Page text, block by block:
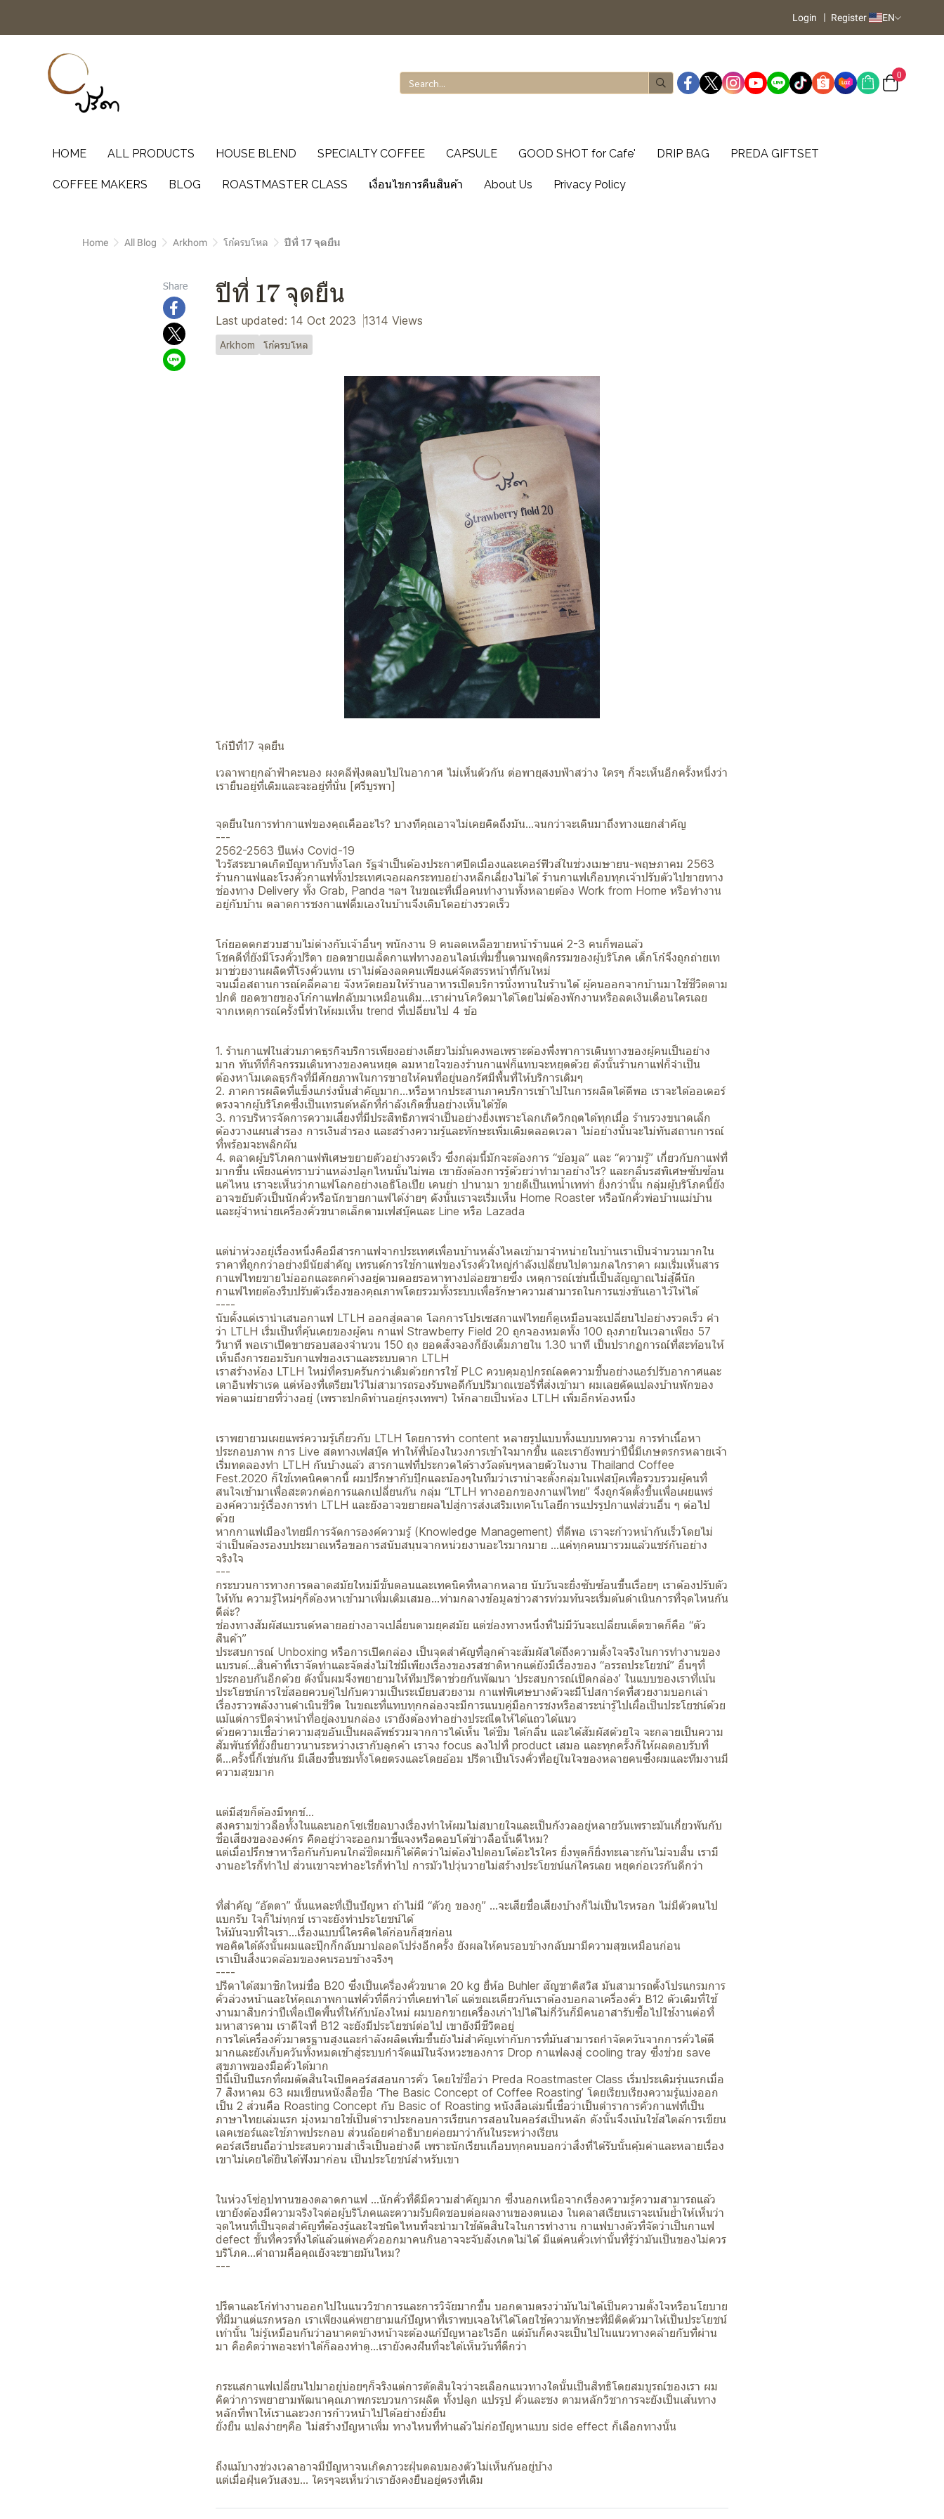
Login Register EN
0
HOME ALL PRODUCTS HOUSE BLEND SPECIALTY COFFEE CAPSULE GOOD SHOT for Cafe' DRIP BAG PREDA GIFTSET
COFFEE MAKERS BLOG ROASTMASTER CLASS เงื่อนไขการคืนสินค้า About Us Privacy Policy
Home All Blog Arkhom โก๋ครบโหล ปีที่ 17 จุดยืน
Share ปีที่ 17 จุดยืน
Last updated: 14 Oct 2023 1314 Views
Arkhom โก๋ครบโหล
โก๋ปีที่17 จุดยืน
เวลาพายุกล้าฟ้าคะนอง ผงคลีฟุ้งตลบไปในอากาศ ไม่เห็นตัวกัน ต่อพายุสงบฟ้าสว่าง ใครๆ ก็จะเห็นอีกครั้งหนึ่งว่า
เรายืนอยู่ที่เดิมและจะอยู่ที่นั่น [ศรีบูรพา]
จุดยืนในการทำกาแฟของคุณคืออะไร? บางทีคุณอาจไม่เคยคิดถึงมัน...จนกว่าจะเดินมาถึงทางแยกสำคัญ
---
2562-2563 ปีแห่ง Covid-19
ไวรัสระบาดเกิดปัญหากับทั้งโลก รัฐจำเป็นต้องประกาศปิดเมืองและเคอร์ฟิวส์ในช่วงเมษายน-พฤษภาคม 2563
ร้านกาแฟและโรงคั่วกาแฟทั้งประเทศเจอผลกระทบอย่างหลีกเลี่ยงไม่ได้ ร้านกาแฟเกือบทุกเจ้าปรับตัวไปขายทาง
ช่องทาง Delivery ทั้ง Grab, Panda ฯลฯ ในขณะที่เมื่อคนทำงานทั้งหลายต้อง Work from Home หรือทำงาน
อยู่กับบ้าน ตลาดการชงกาแฟดื่มเองในบ้านจึงเติบโตอย่างรวดเร็ว
โก๋ยอดตกฮวบฮาบไม่ต่างกับเจ้าอื่นๆ พนักงาน 9 คนลดเหลือขายหน้าร้านแค่ 2-3 คนก็พอแล้ว
โชคดีที่ยังมีโรงคั่วปรีดา ยอดขายเมล็ดกาแฟทางออนไลน์เพิ่มขึ้นตามพฤติกรรมของผู้บริโภค เด็กโก๋จึงถูกถ่ายเท
มาช่วยงานผลิตที่โรงคั่วแทน เราไม่ต้องลดคนเพียงแค่จัดสรรหน้าที่กันใหม่
จนเมื่อสถานการณ์คลี่คลาย จังหวัดยอมให้ร้านอาหารเปิดบริการนั่งทานในร้านได้ ผู้คนออกจากบ้านมาใช้ชีวิตตาม
ปกติ ยอดขายของโก๋กาแฟกลับมาเหมือนเดิม...เราผ่านโควิดมาได้โดยไม่ต้องพักงานหรือลดเงินเดือนใครเลย
จากเหตุการณ์ครั้งนี้ทำให้ผมเห็น trend ที่เปลี่ยนไป 4 ข้อ
1. ร้านกาแฟในส่วนภาคธุรกิจบริการเพียงอย่างเดียวไม่มั่นคงพอเพราะต้องพึ่งพาการเดินทางของผู้คนเป็นอย่าง
มาก ทันทีที่กิจกรรมเดินทางของคนหยุด ลมหายใจของร้านกาแฟก็แทบจะหยุดด้วย ดังนั้นร้านกาแฟก็จำเป็น
ต้องหาโมเดลธุรกิจที่มีศักยภาพในการขายให้คนที่อยู่นอกรัศมีพื้นที่ให้บริการเดิมๆ
2. ภาคการผลิตที่แข็งแกร่งนั้นสำคัญมาก...หรือหากประสานภาคบริการเข้าไปในการผลิตได้ดีพอ เราจะได้ออเดอร์
ตรงจากผู้บริโภคซึ่งเป็นเทรนด์หลักที่กำลังเกิดขึ้นอย่างเห็นได้ชัด
3. การบริหารจัดการความเสี่ยงที่มีประสิทธิภาพจำเป็นอย่างยิ่งเพราะโลกเกิดวิกฤตได้ทุกเมื่อ ร้านรวงขนาดเล็ก
ต้องวางแผนสำรอง การเงินสำรอง และสร้างความรู้และทักษะเพิ่มเติมตลอดเวลา ไม่อย่างนั้นจะไม่ทันสถานการณ์
ที่พร้อมจะพลิกผัน
4. ตลาดผู้บริโภคกาแฟพิเศษขยายตัวอย่างรวดเร็ว ซึ่งกลุ่มนี้มักจะต้องการ “ข้อมูล” และ “ความรู้” เกี่ยวกับกาแฟที่
มากขึ้น เพียงแค่ทราบว่าแหล่งปลูกไหนนั้นไม่พอ เขายังต้องการรู้ด้วยว่าทำมาอย่างไร? และกลิ่นรสพิเศษซับซ้อน
แค่ไหน เราจะเห็นว่ากาแฟโลกอย่างเอธิโอเปีย เคนย่า ปานามา ขายดีเป็นเทน้ำเทท่า ยิ่งกว่านั้น กลุ่มผู้บริโภคนี้ยัง
อาจขยับตัวเป็นนักคั่วหรือนักขายกาแฟได้ง่ายๆ ดังนั้นเราจะเริ่มเห็น Home Roaster หรือนักคั่วพ่อบ้านแม่บ้าน
และผู้จำหน่ายเครื่องคั่วขนาดเล็กตามเฟสบุ๊คและ Line หรือ Lazada
แต่น่าห่วงอยู่เรื่องหนึ่งคือมีสารกาแฟจากประเทศเพื่อนบ้านหลั่งไหลเข้ามาจำหน่ายในบ้านเราเป็นจำนวนมากใน
ราคาที่ถูกกว่าอย่างมีนัยสำคัญ เทรนด์การใช้กาแฟของโรงคั่วใหญ่กำลังเปลี่ยนไปตามกลไกราคา ผมเริ่มเห็นสาร
กาแฟไทยขายไม่ออกและตกค้างอยู่ตามดอยรอหาทางปล่อยขายซึ่ง เหตุการณ์เช่นนี้เป็นสัญญาณไม่สู้ดีนัก
กาแฟไทยต้องรีบปรับตัวเรื่องของคุณภาพโดยรวมทั้งระบบเพื่อรักษาความสามารถในการแข่งขันเอาไว้ให้ได้
----
นับตั้งแต่เรานำเสนอกาแฟ LTLH ออกสู่ตลาด โลกการโปรเซสกาแฟไทยก็ดูเหมือนจะเปลี่ยนไปอย่างรวดเร็ว คำ
ว่า LTLH เริ่มเป็นที่คุ้นเคยของผู้คน กาแฟ Strawberry Field 20 ถูกจองหมดทั้ง 100 ถุงภายในเวลาเพียง 57
วินาที พอเราเปิดขายรอบสองจำนวน 150 ถุง ยอดสั่งจองก็ยังเต็มภายใน 1.30 นาที เป็นปรากฏการณ์ที่สะท้อนให้
เห็นถึงการยอมรับกาแฟของเราและระบบตาก LTLH
เราสร้างห้อง LTLH ใหม่ที่ครบครันกว่าเดิมด้วยการใช้ PLC ควบคุมอุปกรณ์ลดความชื้นอย่างแอร์ปรับอากาศและ
เตาอินฟราเรด แต่ห้องที่เตรียมไว้ไม่สามารถรองรับพอดีกับปริมาณเชอรี่ที่ส่งเข้ามา ผมเลยดัดแปลงบ้านพักของ
พ่อตาแม่ยายที่ว่างอยู่ (เพราะปกติท่านอยู่กรุงเทพฯ) ให้กลายเป็นห้อง LTLH เพิ่มอีกห้องหนึ่ง
เราพยายามเผยแพร่ความรู้เกี่ยวกับ LTLH โดยการทำ content หลายรูปแบบทั้งแบบบทความ การทำเนื้อหา
ประกอบภาพ การ Live สดทางเฟสบุ๊ค ทำให้พี่น้องในวงการเข้าใจมากขึ้น และเรายังพบว่าปีนี้มีเกษตรกรหลายเจ้า
เริ่มทดลองทำ LTLH กันบ้างแล้ว สารกาแฟที่ประกวดได้รางวัลต้นๆหลายตัวในงาน Thailand Coffee
Fest.2020 ก็ใช้เทคนิคตากนี้ ผมปรึกษากับปุ๊กและน้องๆในทีมว่าเราน่าจะตั้งกลุ่มในเฟสบุ๊คเพื่อรวบรวมผู้คนที่
สนใจเข้ามาเพื่อสะดวกต่อการแลกเปลี่ยนกัน กลุ่ม “LTLH ทางออกของกาแฟไทย” จึงถูกจัดตั้งขึ้นเพื่อเผยแพร่
องค์ความรู้เรื่องการทำ LTLH และยังอาจขยายผลไปสู่การส่งเสริมเทคโนโลยีการแปรรูปกาแฟส่วนอื่น ๆ ต่อไป
ด้วย
หากกาแฟเมืองไทยมีการจัดการองค์ความรู้ (Knowledge Management) ที่ดีพอ เราจะก้าวหน้ากันเร็วโดยไม่
จำเป็นต้องรองบประมาณหรือขอการสนับสนุนจากหน่วยงานอะไรมากมาย ...แค่ทุกคนมารวมแล้วแชร์กันอย่าง
จริงใจ
---
กระบวนการทางการตลาดสมัยใหม่มีขั้นตอนและเทคนิคที่หลากหลาย นับวันจะยิ่งซับซ้อนขึ้นเรื่อยๆ เราต้องปรับตัว
ให้ทัน ความรู้ใหม่ๆก็ต้องหาเข้ามาเพิ่มเติมเสมอ...ท่ามกลางข้อมูลข่าวสารท่วมท้นจะเริ่มต้นดำเนินการที่จุดไหนกัน
ดีล่ะ?
ช่องทางสัมผัสแบรนด์หลายอย่างอาจเปลี่ยนตามยุคสมัย แต่ช่องทางหนึ่งที่ไม่มีวันจะเปลี่ยนเด็ดขาดก็คือ “ตัว
สินค้า”
ประสบการณ์ Unboxing หรือการเปิดกล่อง เป็นจุดสำคัญที่ลูกค้าจะสัมผัสได้ถึงความตั้งใจจริงในการทำงานของ
แบรนด์...สินค้าที่เราจัดทำและจัดส่งไม่ใช่มีเพียงเรื่องของรสชาติหากแต่ยังมีเรื่องของ “อรรถประโยชน์” อื่นๆที่
ประกอบกันอีกด้วย ดังนั้นผมจึงพยายามให้ทีมปรีดาช่วยกันพัฒนา ‘ประสบการณ์เปิดกล่อง’ ในแบบของเราที่เน้น
ประโยชน์การใช้สอยควบคู่ไปกับความเป็นระเบียบสวยงาม กาแฟพิเศษบางตัวจะมีโปสการ์ดที่สวยงามบอกเล่า
เรื่องราวพลังงานดำเนินชีวิต ในขณะที่แทบทุกกล่องจะมีการแนบคู่มือการชงหรือสาระน่ารู้ไปเผื่อเป็นประโยชน์ด้วย
แม้แต่การปิดจ่าหน้าที่อยู่ลงบนกล่อง เรายังต้องทำอย่างประณีตให้ได้แถวได้แนว
ด้วยความเชื่อว่าความสุขอันเป็นผลลัพธ์รวมจากการได้เห็น ได้ชิม ได้กลิ่น และได้สัมผัสด้วยใจ จะกลายเป็นความ
สัมพันธ์ที่ยั่งยืนยาวนานระหว่างเรากับลูกค้า เราจง focus ลงไปที่ product เสมอ และทุกครั้งก็ให้ผลตอบรับที่
ดี...ครั้งนี้ก็เช่นกัน มีเสียงชื่นชมทั้งโดยตรงและโดยอ้อม ปรีดาเป็นโรงคั่วที่อยู่ในใจของหลายคนซึ่งผมและทีมงานมี
ความสุขมาก
แต่มีสุขก็ต้องมีทุกข์...
สงครามข่าวลือทั้งในและนอกโซเชียลบางเรื่องทำให้ผมไม่สบายใจและเป็นกังวลอยู่หลายวันเพราะมันเกี่ยวพันกับ
ชื่อเสียงขององค์กร คิดอยู่ว่าจะออกมาชี้แจงหรือตอบโต้ข่าวลือนั้นดีไหม?
แต่เมื่อปรึกษาหารือกันกับคนใกล้ชิดผมก็ได้คิดว่าไม่ต้องไปตอบโต้อะไรใคร ยิ่งพูดก็ยิ่งทะเลาะกันไม่จบสิ้น เรามี
งานอะไรก็ทำไป ส่วนเขาจะทำอะไรก็ทำไป การมัวไปวุ่นวายไม่สร้างประโยชน์แก่ใครเลย หยุดก่อเวรกันดีกว่า
ที่สำคัญ “อัตตา” นั้นแหละที่เป็นปัญหา ถ้าไม่มี “ตัวกู ของกู” ...จะเสียชื่อเสียงบ้างก็ไม่เป็นไรหรอก ไม่มีตัวตนไป
แบกรับ ใจก็ไม่ทุกข์ เราจะยังทำประโยชน์ได้
ให้มันจบที่ใจเรา...เรื่องแบบนี้ใครคิดได้ก่อนก็สุขก่อน
พอคิดได้ดังนั้นผมและปุ๊กก็กลับมาปลอดโปร่งอีกครั้ง ยังผลให้คนรอบข้างกลับมามีความสุขเหมือนก่อน
เราเป็นสิ่งแวดล้อมของคนรอบข้างจริงๆ
----
ปรีดาได้สมาชิกใหม่ชื่อ B20 ซึ่งเป็นเครื่องคั่วขนาด 20 kg ยี่ห้อ Buhler สัญชาติสวิส มันสามารถตั้งโปรแกรมการ
คั่วล่วงหน้าและให้คุณภาพกาแฟคั่วที่ดีกว่าที่เคยทำได้ แต่ขณะเดียวกันเราต้องบอกลาเครื่องคั่ว B12 ตัวเดิมที่ใช้
งานมาสิบกว่าปีเพื่อเปิดพื้นที่ให้กับน้องใหม่ ผมบอกขายเครื่องเก่าไปได้ไม่กี่วันก็มีคนอาสารับซื้อไปใช้งานต่อที่
มหาสารคาม เราดีใจที่ B12 จะยังมีประโยชน์ต่อไป เขายังมีชีวิตอยู่
การได้เครื่องคั่วมาตรฐานสูงและกำลังผลิตเพิ่มขึ้นยังไม่สำคัญเท่ากับการที่มันสามารถกำจัดควันจากการคั่วได้ดี
มากและยังเก็บควันทั้งหมดเข้าสู่ระบบกำจัดแม้ในจังหวะของการ Drop กาแฟลงสู่ cooling tray ซึ่งช่วย save
สุขภาพของมือคั่วได้มาก
ปีนี้เป็นปีแรกที่ผมตัดสินใจเปิดคอร์สสอนการคั่ว โดยใช้ชื่อว่า Preda Roastmaster Class เริ่มประเดิมรุ่นแรกเมื่อ
7 สิงหาคม 63 ผมเขียนหนังสือชื่อ ‘The Basic Concept of Coffee Roasting’ โดยเรียบเรียงความรู้แบ่งออก
เป็น 2 ส่วนคือ Roasting Concept กับ Basic of Roasting หนังสือเล่มนี้เชื่อว่าเป็นตำราการคั่วกาแฟที่เป็น
ภาษาไทยเล่มแรก มุ่งหมายใช้เป็นตำราประกอบการเรียนการสอนในคอร์สเป็นหลัก ดังนั้นจึงเน้นใช้สไตล์การเขียน
เลคเชอร์และใช้ภาพประกอบ ส่วนถ้อยคำอธิบายค่อยมาว่ากันในระหว่างเรียน
คอร์สเรียนถือว่าประสบความสำเร็จเป็นอย่างดี เพราะนักเรียนเกือบทุกคนบอกว่าสิ่งที่ได้รับนั้นคุ้มค่าและหลายเรื่อง
เขาไม่เคยได้ยินได้ฟังมาก่อน เป็นประโยชน์สำหรับเขา
ในห่วงโซ่อุปทานของตลาดกาแฟ ...นักคั่วที่ดีมีความสำคัญมาก ซึ่งนอกเหนือจากเรื่องความรู้ความสามารถแล้ว
เขายังต้องมีความจริงใจต่อผู้บริโภคและความรับผิดชอบต่อผลงานของตนเอง ในคลาสเรียนเราจะเน้นย้ำให้เห็นว่า
จุดไหนที่เป็นจุดสำคัญที่ต้องรู้และใจชนิดไหนที่จะนำมาใช้ตัดสินใจในการทำงาน กาแฟบางตัวที่จัดว่าเป็นกาแฟ
defect ขั้นที่ควรทิ้งได้แล้วแต่พอคั่วออกมาคนกินอาจจะจับสังเกตไม่ได้ มีแต่คนคั่วเท่านั้นที่รู้ว่ามันเป็นของไม่ควร
บริโภค...คำถามคือคุณยังจะขายมันไหม?
---
ปรีดาและโก๋ทำงานออกไปในแนววิชาการและการวิจัยมากขึ้น บอกตามตรงว่ามันไม่ได้เป็นความตั้งใจหรือนโยบาย
ที่มีมาแต่แรกหรอก เราเพียงแค่พยายามแก้ปัญหาที่เราพบเจอให้ได้โดยใช้ความทักษะที่มีติดตัวมาให้เป็นประโยชน์
เท่านั้น ไม่รู้เหมือนกันว่าอนาคตข้างหน้าจะต้องแก้ปัญหาอะไรอีก แต่มันก็คงจะเป็นไปในแนวทางคล้ายกับที่ผ่าน
มา คือคิดว่าพอจะทำได้ก็ลองทำดู...เรายังคงฝันที่จะได้เห็นวันที่ดีกว่า
กระแสกาแฟเปลี่ยนไปมาอยู่บ่อยๆก็จริงแต่การตัดสินใจว่าจะเลือกแนวทางใดนั้นเป็นสิทธิโดยสมบูรณ์ของเรา ผม
คิดว่าการพยายามพัฒนาคุณภาพกระบวนการผลิต ทั้งปลูก แปรรูป คั่วและชง ตามหลักวิชาการจะยังเป็นเส้นทาง
หลักที่พาให้เราและวงการก้าวหน้าไปได้อย่างยั่งยืน
ยั่งยืน แปลง่ายๆคือ ไม่สร้างปัญหาเพิ่ม ทางไหนที่ทำแล้วไม่ก่อปัญหาแบบ side effect ก็เลือกทางนั้น
ถึงแม้บางช่วงเวลาอาจมีปัญหาจนเกิดภาวะฝุ่นตลบมองตัวไม่เห็นกันอยู่บ้าง
แต่เมื่อฝุ่นควันสงบ... ใครๆจะเห็นว่าเรายังคงยืนอยู่ตรงที่เดิม